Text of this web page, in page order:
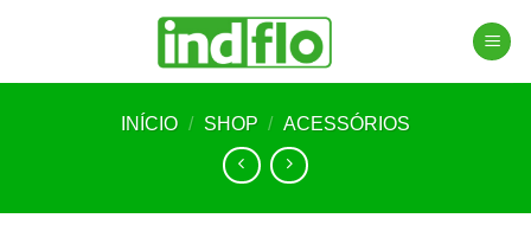
INÍCIO / SHOP / ACESSÓRIOS